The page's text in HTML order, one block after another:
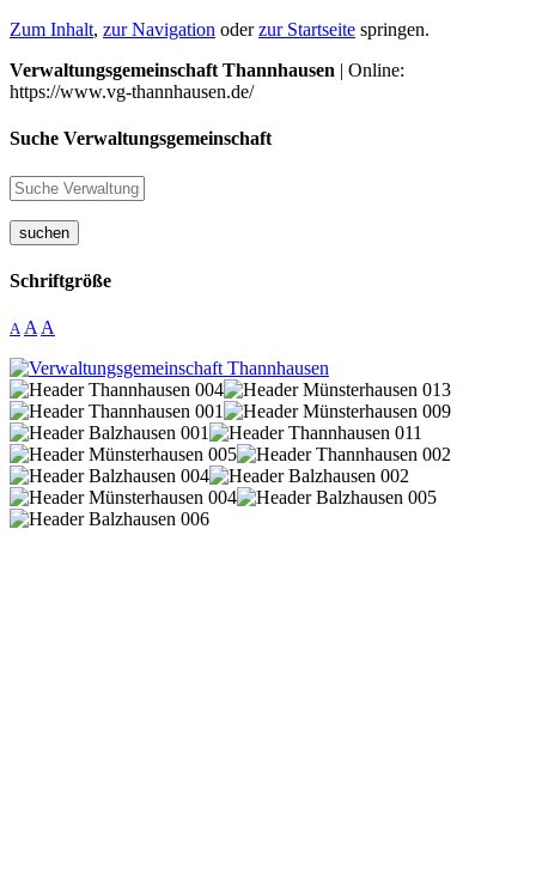
Zum Inhalt, zur Navigation oderzur Startseite springen.
Verwaltungsgemeinschaft Thannhausen | Online:
https://www.vg-thannhausen.de/
Suche Verwaltungsgemeinschaft
suchen
Schriftgröße
A A A